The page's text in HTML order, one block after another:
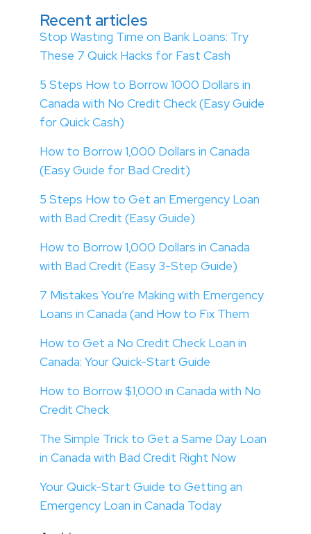
Recent articles
Stop Wasting Time on Bank Loans: Try
These 7 Quick Hacks for Fast Cash
5 Steps How to Borrow 1000 Dollars in
Canada with No Credit Check (Easy Guide
for Quick Cash)
How to Borrow 1,000 Dollars in Canada
(Easy Guide for Bad Credit)
5 Steps How to Get an Emergency Loan
with Bad Credit (Easy Guide)
How to Borrow 1,000 Dollars in Canada
with Bad Credit (Easy 3-Step Guide)
7 Mistakes You’re Making with Emergency
Loans in Canada (and How to Fix Them
How to Get a No Credit Check Loan in
Canada: Your Quick-Start Guide
How to Borrow $1,000 in Canada with No
Credit Check
The Simple Trick to Get a Same Day Loan
in Canada with Bad Credit Right Now
Your Quick-Start Guide to Getting an
Emergency Loan in Canada Today